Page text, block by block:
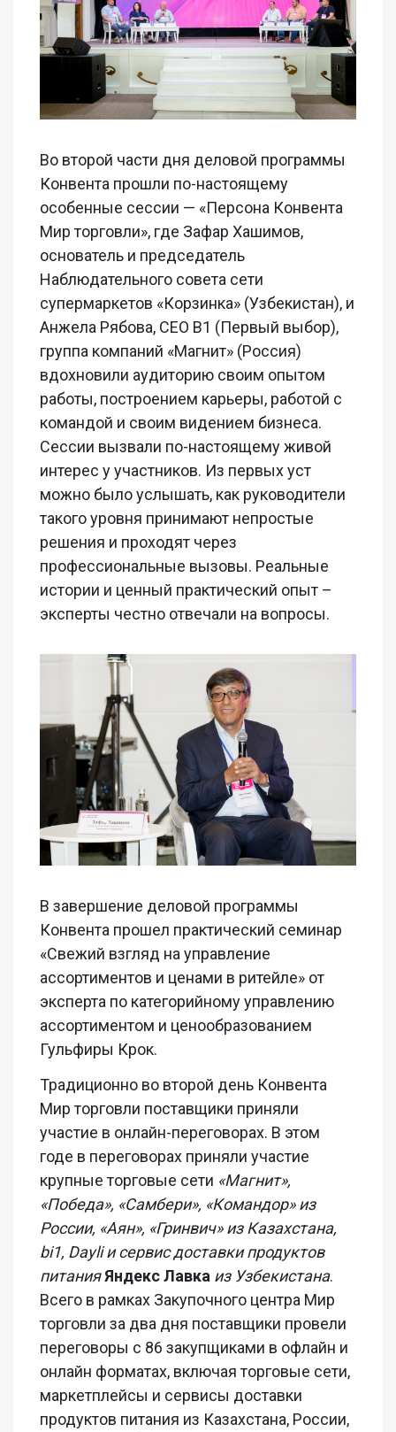
Во второй части дня деловой программы
Конвента прошли по-настоящему
особенные сессии — «Персона Конвента
Мир торговли», где Зафар Хашимов,
основатель и председатель
Наблюдательного совета сети
супермаркетов «Корзинка» (Узбекистан), и
Анжела Рябова, CEO В1 (Первый выбор),
группа компаний «Магнит» (Россия)
вдохновили аудиторию своим опытом
работы, построением карьеры, работой с
командой и своим видением бизнеса.
Сессии вызвали по-настоящему живой
интерес у участников. Из первых уст
можно было услышать, как руководители
такого уровня принимают непростые
решения и проходят через
профессиональные вызовы. Реальные
истории и ценный практический опыт –
эксперты честно отвечали на вопросы.
В завершение деловой программы
Конвента прошел практический семинар
«Свежий взгляд на управление
ассортиментов и ценами в ритейле» от
эксперта по категорийному управлению
ассортиментом и ценообразованием
Гульфиры Крок.
Традиционно во второй день Конвента
Мир торговли поставщики приняли
участие в онлайн-переговорах. В этом
годе в переговорах приняли участие
крупные торговые сети «Магнит»,
«Победа», «Самбери», «Командор» из
России, «Аян», «Гринвич» из Казахстана,
bi1, Dayli и сервис доставки продуктов
питанияЯндекс Лавка из Узбекистана.
Всего в рамках Закупочного центра Мир
торговли за два дня поставщики провели
переговоры с 86 закупщиками в офлайн и
онлайн форматах, включая торговые сети,
маркетплейсы и сервисы доставки
продуктов питания из Казахстана, России,